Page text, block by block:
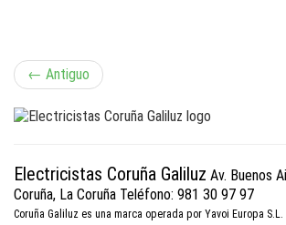
N
a
v
e
← Antiguo
Electricistas Coruña Galiluz Av. Buenos
Coruña, La Coruña Teléfono: 981 30 97 97
Coruña Galiluz es una marca operada por Yavoi Europa S.L.